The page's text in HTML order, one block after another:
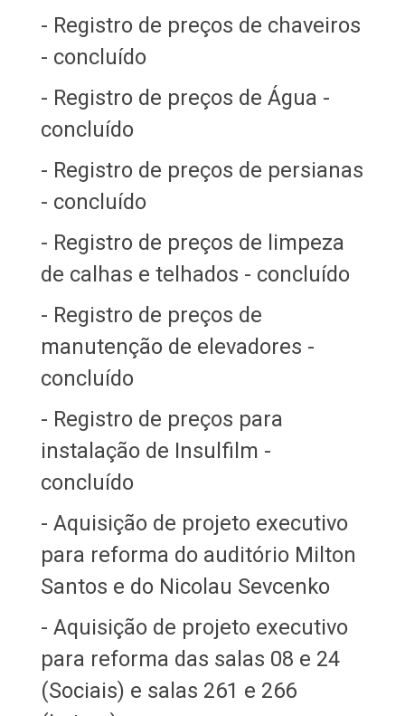
- Registro de preços de chaveiros
- concluído
- Registro de preços de Água -
concluído
- Registro de preços de persianas
- concluído
- Registro de preços de limpeza
de calhas e telhados - concluído
- Registro de preços de
manutenção de elevadores -
concluído
- Registro de preços para
instalação de Insulfilm -
concluído
- Aquisição de projeto executivo
para reforma do auditório Milton
Santos e do Nicolau Sevcenko
- Aquisição de projeto executivo
para reforma das salas 08 e 24
(Sociais) e salas 261 e 266